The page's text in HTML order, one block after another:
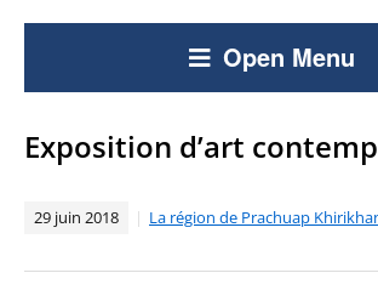
Open Menu
Exposition d’art
29 juin 2018 La région de Prachuap